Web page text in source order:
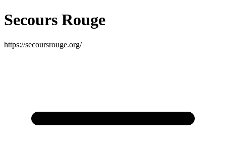
Secours Rouge
https://secoursrouge.org/